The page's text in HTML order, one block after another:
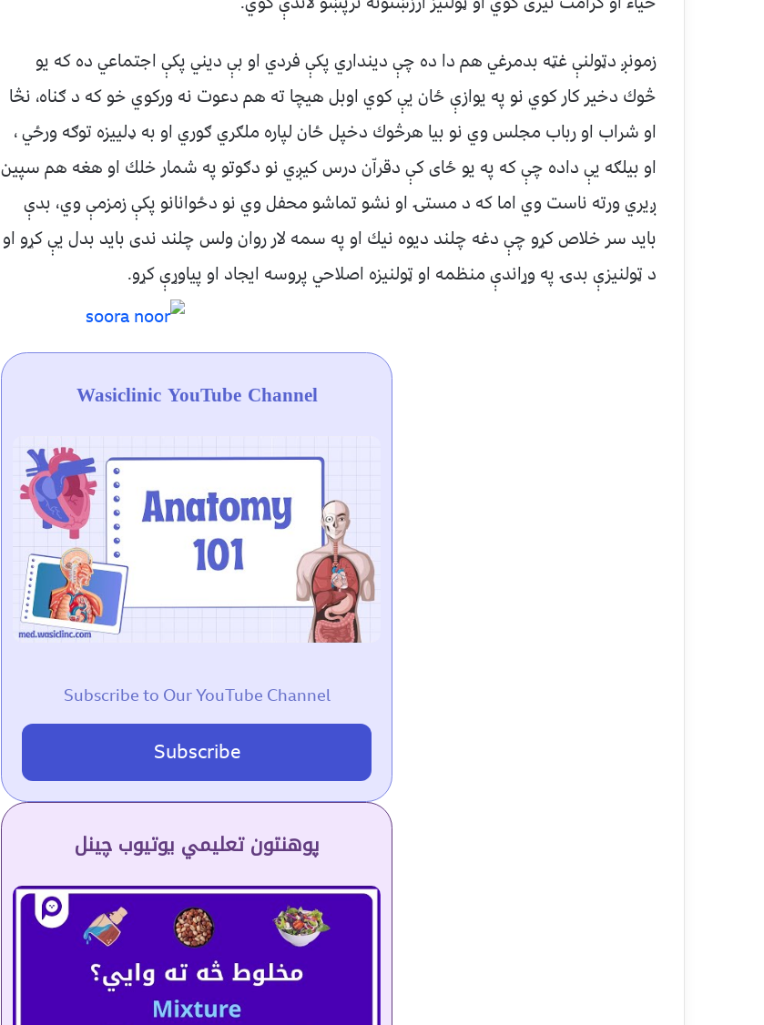
زمونږ دټولنې غټه بدمرغي هم دا ده چې دينداري پكې فردي او بې ديني پكې اجتماعي ده كه يو
څوك دخير كار كوي نو په يوازې ځان يې كوي اوبل هيچا ته هم دعوت نه وركوي خو كه د ګناه، نڅا
او شراب او رباب مجلس وي نو بيا هرڅوك دخپل ځان لپاره ملګري ګوري او به ډلييزه توګه ورځي ،
او بيلګه يې داده چې كه په يو ځاى كې دقراّن درس كيږي نو دګوتو په شمار خلك او هغه هم سپين
ږيري ورته ناست وي اما كه د مستۍ او نشو تماشو محفل وي نو دځوانانو پكې زمزمې وي، بدې
بايد سر خلاص كړو چې دغه چلند ديوه نيك او په سمه لار روان ولس چلند ندى بايد بدل يې كړو او
د ټولنيزې بدۍ په وړاندې منظمه او ټولنيزه اصلاحي پروسه ايجاد او پياوړې كړو.
Wasiclinic YouTube Channel
Subscribe to Our YouTube Channel
Subscribe
پوهنتون تعلیمي یوتیوب چینل